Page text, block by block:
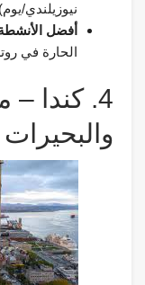
نيوزيلندي/
أفضل
الحارة في
4. كندا –
والبحيرات